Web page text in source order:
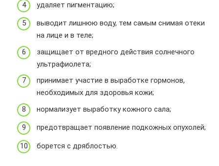
удаляет пигментацию;
выводит лишнюю воду, тем самым снимая отеки
на лице и в теле;
защищает от вредного действия солнечного
ультрафиолета;
принимает участие в выработке гормонов,
необходимых для здоровья кожи;
нормализует выработку кожного сала;
предотвращает появление подкожных опухолей;
борется с дряблостью.